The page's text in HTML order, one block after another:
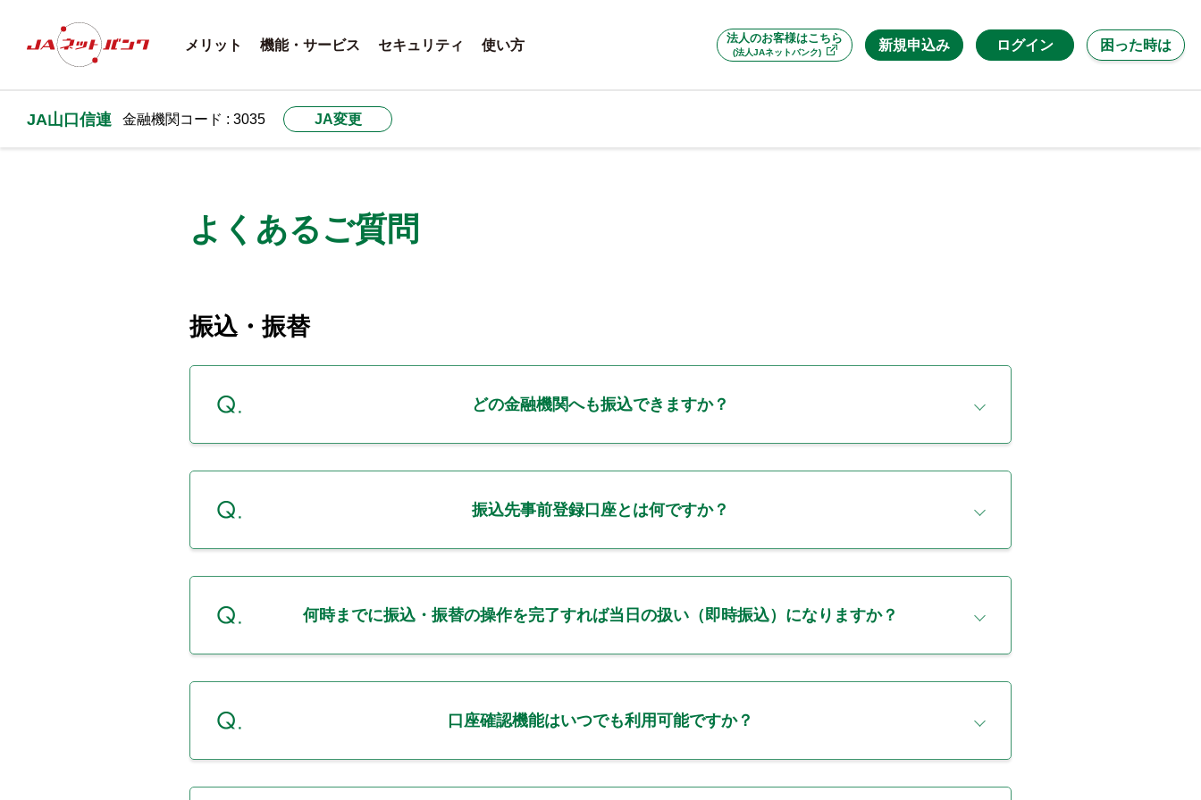
法人のお客様はこちら
(法人JAネットバンク) 新規申込み
メリット 機能・サービス セキュリティ 使い方 ログイン 困った時は
JA山口信連 金融機関コード : 3035 JA変更
よくあるご質問
振込・振替
どの金融機関へも振込できますか？
振込先事前登録口座とは何ですか？
何時までに振込・振替の操作を完了すれば当日の扱い（即時振込）になりますか？
口座確認機能はいつでも利用可能ですか？